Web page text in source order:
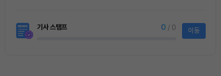
기사 스탬프 0 / 0 이동